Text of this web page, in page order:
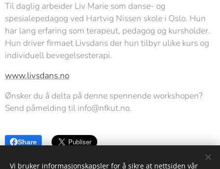
Til daglig arbeider Liv Marie som danse- og
spesialepedagog ved Hartvig Nissen skole i Oslo. Hun
har lang erfaring som terapeut, pedagog og kursholder.
Hun driver firmaet Livsdans der hun tilbyr ulike kurs og
individuell bevegelsesterapi.
www.livsdans.no
Ønsker du å delta på denne spennende workshopen?
Send påmelding til info@nfkut.no.
Share
Vi bruker informasjonskapsler for å sikre at nettsiden vår